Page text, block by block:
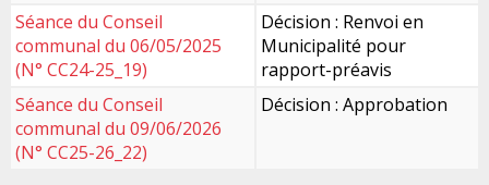
Séance du Conseil
communal du 06/05/2025
(N° CC24-25_19)
Décision : Renvoi en
Municipalité pour
rapport-préavis
Séance du Conseil
communal du 09/06/2026
(N° CC25-26_22)
Décision : Approbation